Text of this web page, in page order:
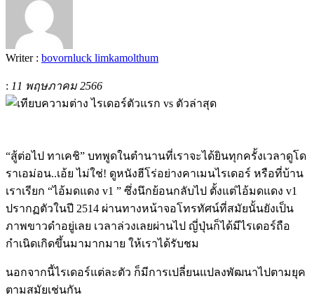
Writer : bovornluck limkamolthum
: 11 พฤษภาคม 2566
“สู้ต่อไป ทาเคชิ” บทพูดในตำนานที่เราจะได้ยินทุกครั้งเวลาดูโด
ราเอม่อน..เอ้ย ไม่ใช่! ดูหนังฮีโร่อย่างคาเมนไรเดอร์ หรือที่บ้าน
เราเรียก “ไอ้มดแดง v1 ” ซึ่งนึกย้อนกลับไป ตั้งแต่ไอ้มดแดง v1
ปรากฏตัวในปี 2514 ผ่านทางหน้าจอโทรทัศน์ที่สมัยนั้นยังเป็น
ภาพขาวดำอยู่เลย เวลาล่วงเลยผ่านไป ญี่ปุ่นก็ได้มีไรเดอร์ถือ
กำเนิดเกิดขึ้นมามากมาย ให้เราได้รับชม
นอกจากนี้ไรเดอร์แต่ละตัว ก็มีการเปลี่ยนแปลงพัฒนาไปตามยุค
ตามสมัยเช่นกัน